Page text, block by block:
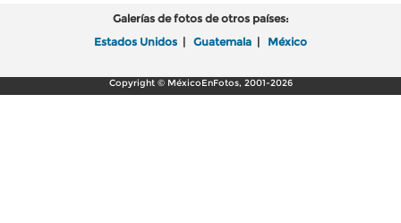
Galerías de fotos de otros países:
Estados Unidos | Guatemala | México
Copyright © MéxicoEnFotos, 2001-2026